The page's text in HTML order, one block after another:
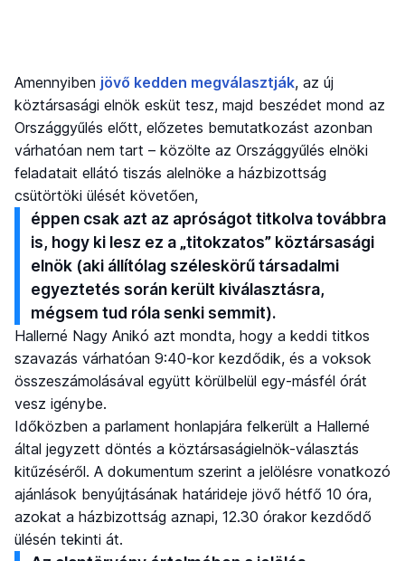
Amennyiben jövő kedden megválasztják, az új
köztársasági elnök esküt tesz, majd beszédet mond az
Országgyűlés előtt, előzetes bemutatkozást azonban
várhatóan nem tart – közölte az Országgyűlés elnöki
feladatait ellátó tiszás alelnöke a házbizottság
csütörtöki ülését követően,
éppen csak azt az apróságot titkolva továbbra
is, hogy ki lesz ez a „titokzatos” köztársasági
elnök (aki állítólag széleskörű társadalmi
egyeztetés során került kiválasztásra,
mégsem tud róla senki semmit).
Hallerné Nagy Anikó azt mondta, hogy a keddi titkos
szavazás várhatóan 9:40-kor kezdődik, és a voksok
összeszámolásával együtt körülbelül egy-másfél órát
vesz igénybe.
Időközben a parlament honlapjára felkerült a Hallerné
által jegyzett döntés a köztársaságielnök-választás
kitűzéséről. A dokumentum szerint a jelölésre vonatkozó
ajánlások benyújtásának határideje jövő hétfő 10 óra,
azokat a házbizottság aznapi, 12.30 órakor kezdődő
ülésén tekinti át.